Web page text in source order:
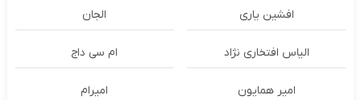
افشین یاری الجان
الیاس افتخاری نژاد ام سی داج
امير همايون اميرام